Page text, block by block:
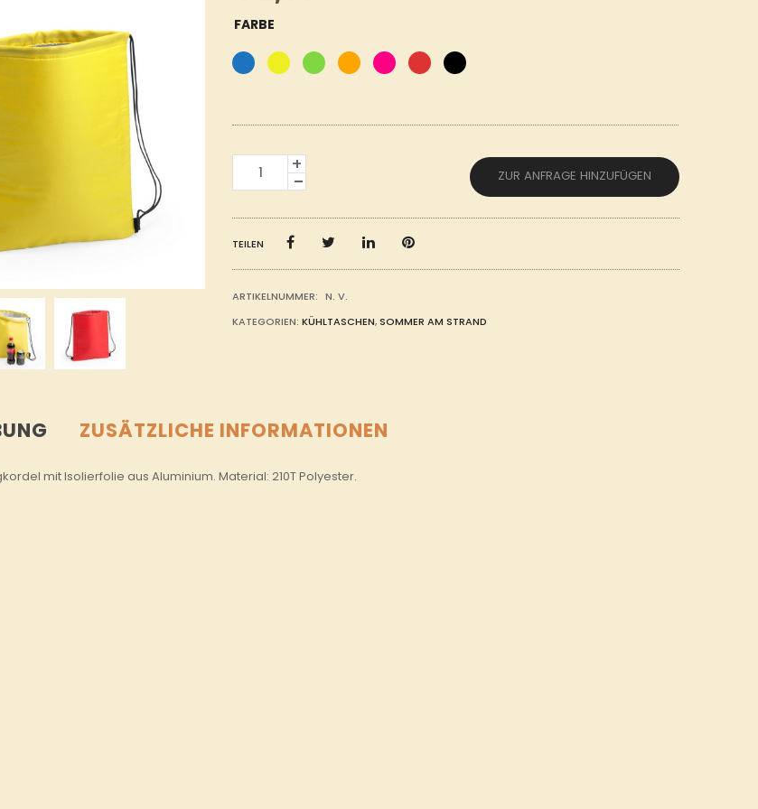
FARBE
KÜHLTASCHE
RUCKSACK
MENGE
ZUR ANFRAGE HINZUFÜGEN
TEILEN
ARTIKELNUMMER: N. V.
KATEGORIEN: KÜHLTASCHEN,SOMMER AM STRAND
ZUSÄTZLICHE INFORMATIONEN
mit Isolierfolie aus Aluminium. Material: 210T Polyester.